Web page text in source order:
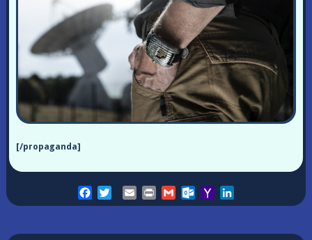
[/propaganda]
FacebookTwitterEmailPrint GmailOutlook.com
Yahoo
Mail